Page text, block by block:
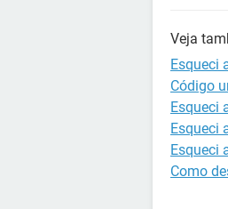
Veja
Esqueci
Código
Esqueci
Esqueci
Esqueci
Como